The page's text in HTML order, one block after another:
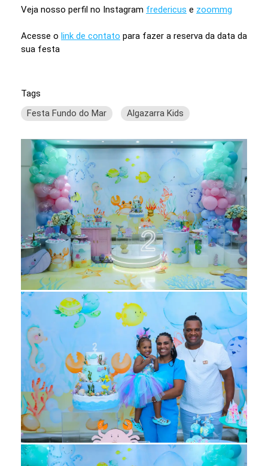
Veja nosso perfil no Instagram fredericus e zoommg
Acesse o link de contato para fazer a reserva da data da
sua festa
Tags
Festa Fundo do Mar
Algazarra Kids